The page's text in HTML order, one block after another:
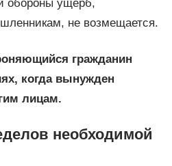
обороны ущерб,
не возмещается.
гражданин
когда вынужден
лицам.
необходимой